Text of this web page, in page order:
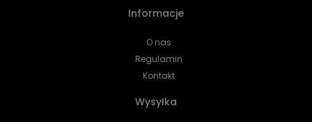
Informacje
O nas
Regulamin
Kontakt
Wysyłka